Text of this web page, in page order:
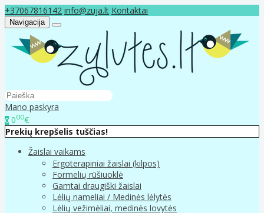
+37067816142 info@zuja.lt Kontaktai
Navigacija
Mano paskyra
0 000€
Prekių krepšelis tuščias!
Žaislai vaikams
Ergoterapiniai žaislai (kilpos)
Formelių rūšiuoklė
Gamtai draugiški žaislai
Lėlių nameliai / Medinės lėlytės
Lėlių vežimėliai, medinės lovytės